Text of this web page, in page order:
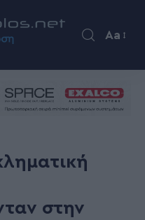
Aa
στην